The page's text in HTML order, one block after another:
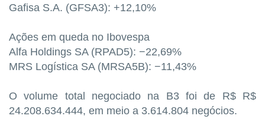
Gafisa S.A. (GFSA3): +12,10%
Ações em queda no Ibovespa
Alfa Holdings SA (RPAD5): −22,69%
MRS Logística SA (MRSA5B): −11,43%
O volume total negociado na B3 foi de R$ R$
24.208.634.444, em meio a 3.614.804 negócios.